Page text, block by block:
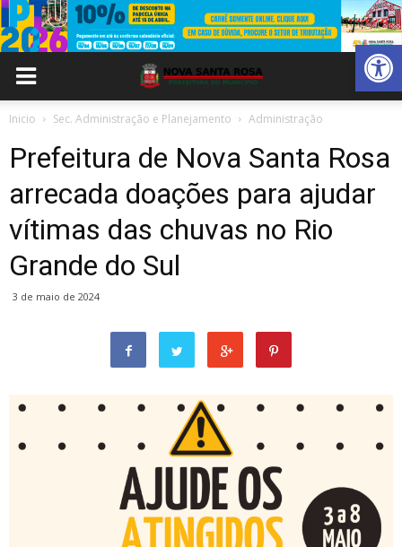
Abrir
Inicio Sec. Administração e Planejamento Administração
Prefeitura de Nova Santa Rosa
arrecada doações para ajudar
vítimas das chuvas no Rio
Grande do Sul
3 de maio de 2024